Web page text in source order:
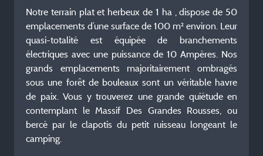
Notre terrain plat et herbeux de 1 ha , dispose de 50
emplacements d’une surface de 100 m² environ. Leur
quasi-totalité est équipée de branchements
électriques avec une puissance de 10 Ampères. Nos
grands emplacements majoritairement ombragés
sous une forêt de bouleaux sont un véritable havre
de paix. Vous y trouverez une grande quiétude en
contemplant le Massif Des Grandes Rousses, ou
bercé par le clapotis du petit ruisseau longeant le
camping.